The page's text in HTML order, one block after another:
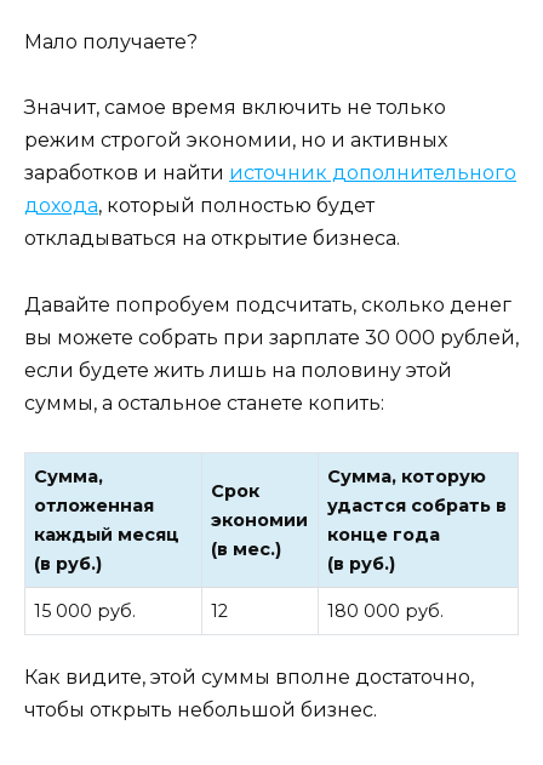
Мало получаете?
Значит, самое время включить не только
режим строгой экономии, но и активных
заработков и найти источник дополнительного
дохода, который полностью будет
откладываться на открытие бизнеса.
Давайте попробуем подсчитать, сколько денег
вы можете собрать при зарплате 30 000 рублей,
если будете жить лишь на половину этой
суммы, а остальное станете копить:
Сумма,
отложенная
каждый месяц
(в руб.)
Срок
экономии
(в мес.)
Сумма, которую
удастся собрать в
конце года
(в руб.)
15 000 руб. 12 180 000 руб.
Как видите, этой суммы вполне достаточно,
чтобы открыть небольшой бизнес.